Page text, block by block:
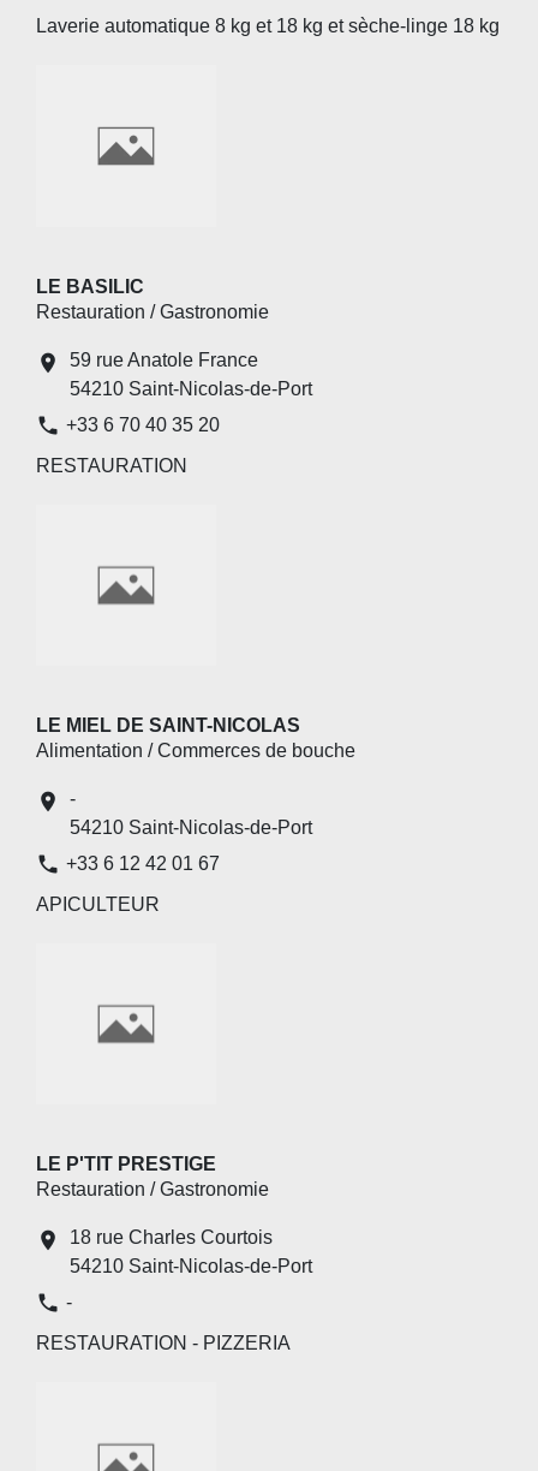
Laverie automatique 8 kg et 18 kg et sèche-linge 18 kg
LE BASILIC
Restauration / Gastronomie
location_on
59 rue Anatole France
54210 Saint-Nicolas-de-Port
phone +33 6 70 40 35 20
RESTAURATION
LE MIEL DE SAINT-NICOLAS
Alimentation / Commerces de bouche
location_on
-
54210 Saint-Nicolas-de-Port
phone +33 6 12 42 01 67
APICULTEUR
LE P'TIT PRESTIGE
Restauration / Gastronomie
location_on
18 rue Charles Courtois
54210 Saint-Nicolas-de-Port
phone -
RESTAURATION - PIZZERIA